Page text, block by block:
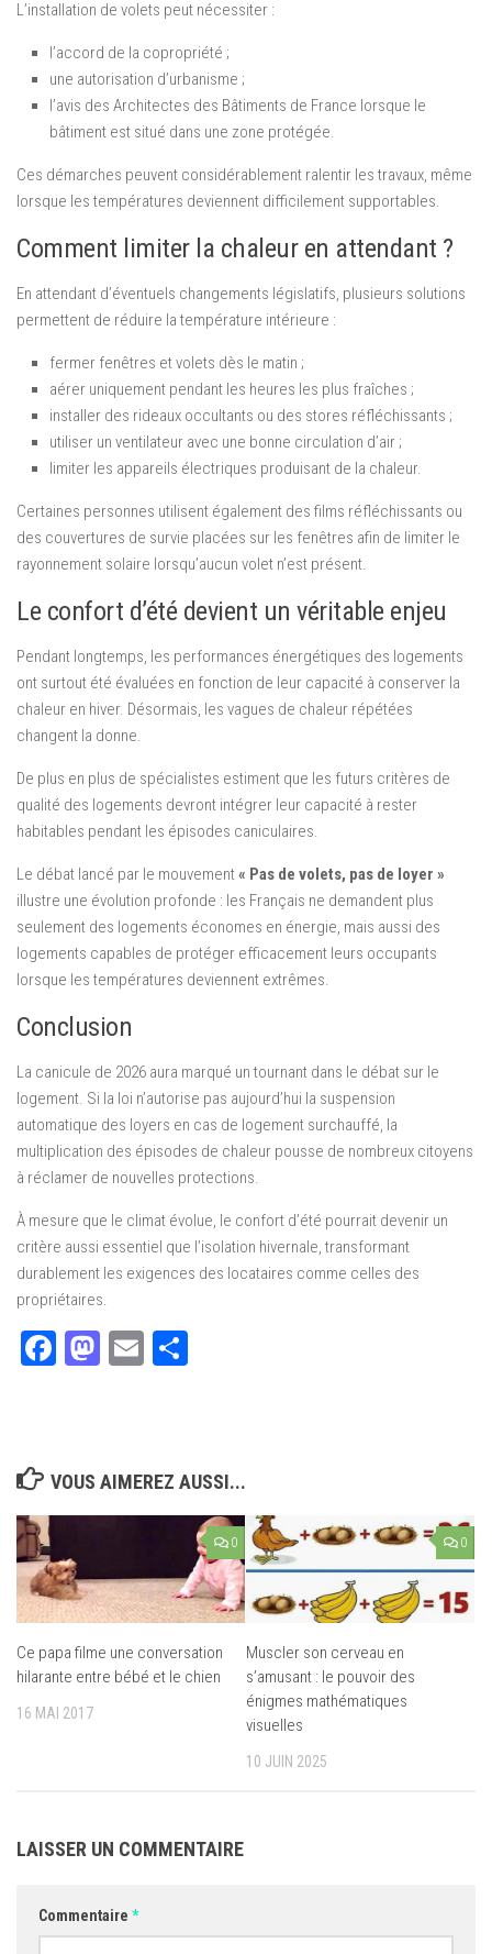
L’installation de volets peut nécessiter :
l’accord de la copropriété ;
une autorisation d’urbanisme ;
l’avis des Architectes des Bâtiments de France lorsque le
bâtiment est situé dans une zone protégée.
Ces démarches peuvent considérablement ralentir les travaux, même
lorsque les températures deviennent difficilement supportables.
Comment limiter la chaleur en attendant ?
En attendant d’éventuels changements législatifs, plusieurs solutions
permettent de réduire la température intérieure :
fermer fenêtres et volets dès le matin ;
aérer uniquement pendant les heures les plus fraîches ;
installer des rideaux occultants ou des stores réfléchissants ;
utiliser un ventilateur avec une bonne circulation d’air ;
limiter les appareils électriques produisant de la chaleur.
Certaines personnes utilisent également des films réfléchissants ou
des couvertures de survie placées sur les fenêtres afin de limiter le
rayonnement solaire lorsqu’aucun volet n’est présent.
Le confort d’été devient un véritable enjeu
Pendant longtemps, les performances énergétiques des logements
ont surtout été évaluées en fonction de leur capacité à conserver la
chaleur en hiver. Désormais, les vagues de chaleur répétées
changent la donne.
De plus en plus de spécialistes estiment que les futurs critères de
qualité des logements devront intégrer leur capacité à rester
habitables pendant les épisodes caniculaires.
Le débat lancé par le mouvement« Pas de volets, pas de loyer »
illustre une évolution profonde : les Français ne demandent plus
seulement des logements économes en énergie, mais aussi des
logements capables de protéger efficacement leurs occupants
lorsque les températures deviennent extrêmes.
Conclusion
La canicule de 2026 aura marqué un tournant dans le débat sur le
logement. Si la loi n’autorise pas aujourd’hui la suspension
automatique des loyers en cas de logement surchauffé, la
multiplication des épisodes de chaleur pousse de nombreux citoyens
à réclamer de nouvelles protections.
À mesure que le climat évolue, le confort d’été pourrait devenir un
critère aussi essentiel que l’isolation hivernale, transformant
durablement les exigences des locataires comme celles des
propriétaires.
Facebook
Mastodon
Email
VOUS AIMEREZ AUSSI...
0
Ce papa filme une conversation
hilarante entre bébé et le chien
16 MAI 2017
0
Muscler son cerveau en
s’amusant : le pouvoir des
énigmes mathématiques
visuelles
10 JUIN 2025
LAISSER UN COMMENTAIRE
Commentaire *